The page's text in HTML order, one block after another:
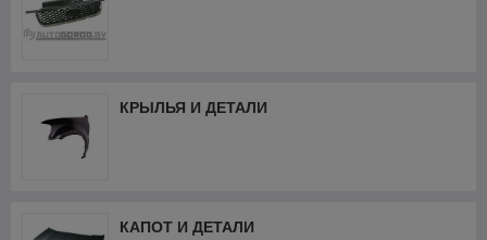
КРЫЛЬЯ И ДЕТАЛИ
КАПОТ И ДЕТАЛИ